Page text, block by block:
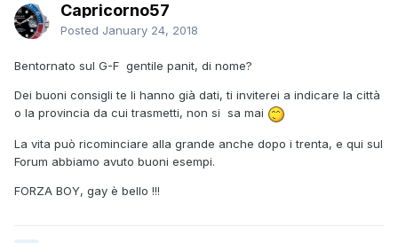
Capricorno57
Posted January 24, 2018
Bentornato sul G-F gentile panit, di nome?
Dei buoni consigli te li hanno già dati, ti inviterei a indicare la città
o la provincia da cui trasmetti, non si sa mai
La vita può ricominciare alla grande anche dopo i trenta, e qui sul
Forum abbiamo avuto buoni esempi.
FORZA BOY, gay è bello !!!